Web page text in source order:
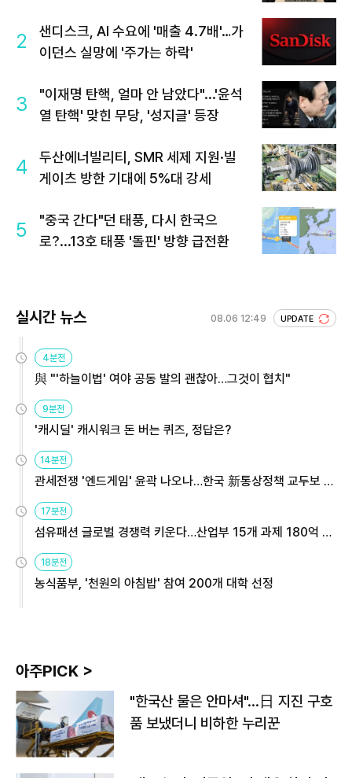
2
샌디스크, AI 수요에 '매출 4.7배'…가
이던스 실망에 '주가는 하락'
3
"이재명 탄핵, 얼마 안 남았다"...'윤석
열 탄핵' 맞힌 무당, '성지글' 등장
4
두산에너빌리티, SMR 세제 지원·빌
게이츠 방한 기대에 5%대 강세
5
"중국 간다"던 태풍, 다시 한국으
로?...13호 태풍 '돌핀' 방향 급전환
실시간 뉴스 08.06 12:49 UPDATE
4분전
與 "'하늘이법' 여야 공동 발의 괜찮아…그것이 협치"
9분전
'캐시딜' 캐시워크 돈 버는 퀴즈, 정답은?
14분전
관세전쟁 '엔드게임' 윤곽 나오나…한국 新통상정책 교두보 활
17분전
섬유패션 글로벌 경쟁력 키운다…산업부 15개 과제 180억 지
18분전
농식품부, '천원의 아침밥' 참여 200개 대학 선정
아주PICK >
"한국산 물은 안마셔"…日 지진 구호
품 보냈더니 비하한 누리꾼